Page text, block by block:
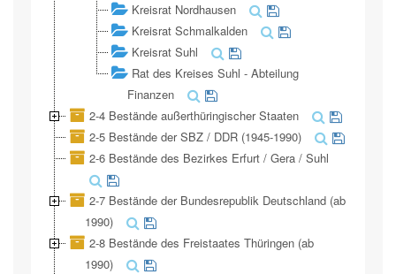
Kreisrat Nordhausen
Kreisrat Schmalkalden
Kreisrat Suhl
Rat des Kreises Suhl - Abteilung
Finanzen
2-4 Bestände außerthüringischer Staaten
2-5 Bestände der SBZ / DDR (1945-1990)
2-6 Bestände des Bezirkes Erfurt / Gera / Suhl
2-7 Bestände der Bundesrepublik Deutschland (ab
1990)
2-8 Bestände des Freistaates Thüringen (ab
1990)